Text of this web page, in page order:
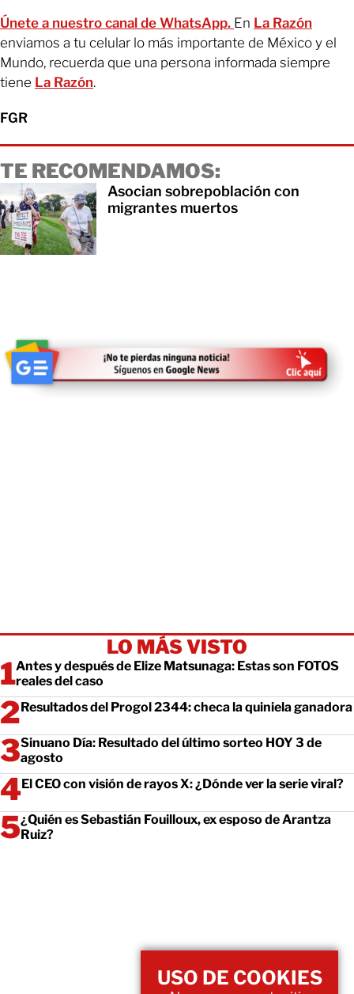
Únete a nuestro canal de WhatsApp. En La Razón
enviamos a tu celular lo más importante de México y el
Mundo, recuerda que una persona informada siempre
tiene La Razón.
FGR
TE RECOMENDAMOS:
Asocian sobrepoblación con
migrantes muertos
LO MÁS VISTO
Antes y después de Elize Matsunaga: Estas son FOTOS
reales del caso
Resultados del Progol 2344: checa la quiniela ganadora
Sinuano Día: Resultado del último sorteo HOY 3 de
agosto
El CEO con visión de rayos X: ¿Dónde ver la serie viral?
¿Quién es Sebastián Fouilloux, ex esposo de Arantza
Ruiz?
USO DE COOKIES